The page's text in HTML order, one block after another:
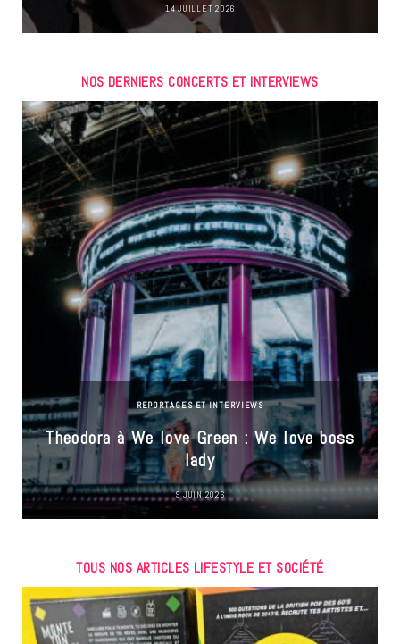
14 JUILLET 2026
NOS DERNIERS CONCERTS ET INTERVIEWS
REPORTAGES ET INTERVIEWS
Theodora à We love Green : We love boss
lady
9 JUIN 2026
TOUS NOS ARTICLES LIFESTYLE ET SOCIÉTÉ